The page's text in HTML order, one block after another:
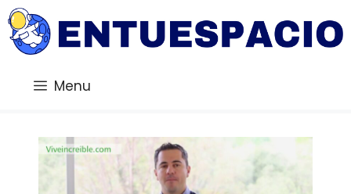
Saltar
al
contenido
Menu